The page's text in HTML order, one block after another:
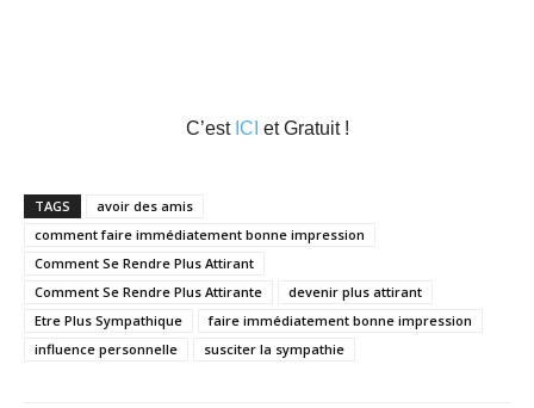
C’est ICI et Gratuit !
TAGS
avoir des amis
comment faire immédiatement bonne impression
Comment Se Rendre Plus Attirant
Comment Se Rendre Plus Attirante
devenir plus attirant
Etre Plus Sympathique
faire immédiatement bonne impression
influence personnelle
susciter la sympathie